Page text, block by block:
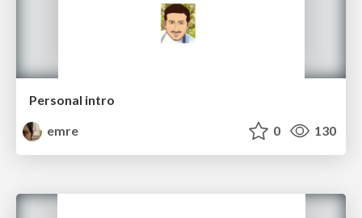
Personal intro
emre
0 130